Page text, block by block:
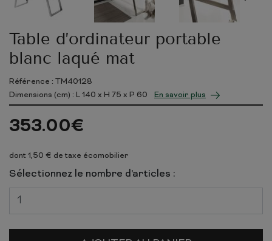
Table d’ordinateur portable
blanc laqué mat
Référence : TM40128
Dimensions (cm) : L140 x H 75 x P 60 En savoir plus
353.00€
dont 1,50 € de taxe écomobilier
Sélectionnez le nombre d'articles :